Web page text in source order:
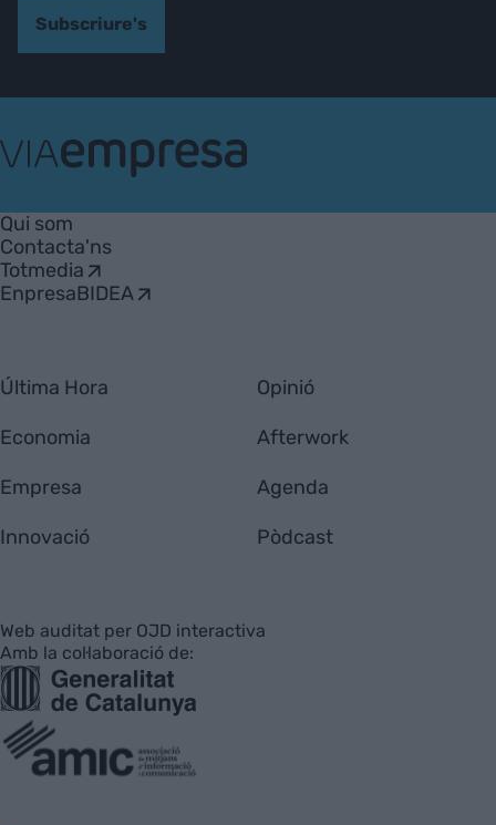
Subscriure's
Empresa
Qui som
Contacta'ns
Totmedia
EnpresaBIDEA
Última Hora
Economia
Empresa
Innovació
Opinió
Afterwork
Agenda
Pòdcast
Web auditat per OJD interactiva
Amb la col·laboració de: